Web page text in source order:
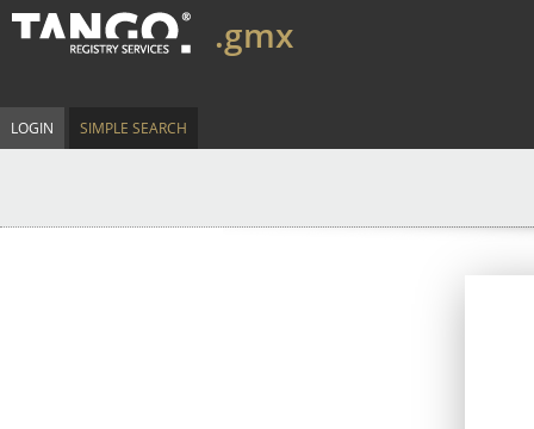
.gmx
LOGIN SIMPLE SEARCH